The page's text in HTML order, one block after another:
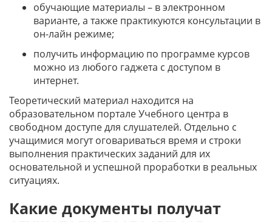
обучающие материалы – в электронном
варианте, а также практикуются консультации в
он-лайн режиме;
получить информацию по программе курсов
можно из любого гаджета с доступом в
интернет.
Теоретический материал находится на
образовательном портале Учебного центра в
свободном доступе для слушателей. Отдельно с
учащимися могут оговариваться время и строки
выполнения практических заданий для их
основательной и успешной проработки в реальных
ситуациях.
Какие документы получат